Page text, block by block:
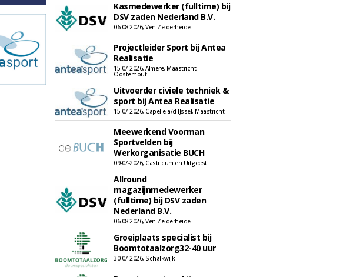
Kasmedewerker (fulltime) bij
DSV zaden Nederland B.V.
06-08-2026, Ven-Zelderheide
Projectleider Sport bij Antea
Realisatie
15-07-2026, Almere, Maastricht,
Oosterhout
Uitvoerder civiele techniek &
sport bij Antea Realisatie
15-07-2026, Capelle a/d IJssel, Maastricht
Meewerkend Voorman
Sportvelden bij
Werkorganisatie BUCH
09-07-2026, Castricum en Uitgeest
Allround
magazijnmedewerker
(fulltime) bij DSV zaden
Nederland B.V.
06-08-2026, Ven Zelderheide
Groeiplaats specialist bij
Boomtotaalzorg32-40 uur
30-07-2026, Schalkwijk